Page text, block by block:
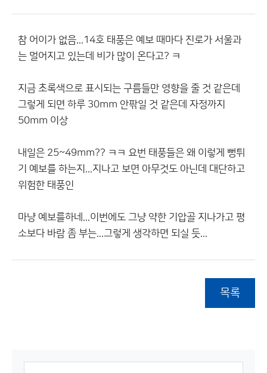
참 어이가 없음...14호 태풍은 예보 때마다 진로가 서울과
는 멀어지고 있는데 비가 많이 온다고? ㅋ
지금 초록색으로 표시되는 구름들만 영향을 줄 것 같은데
그렇게 되면 하루 30mm 안팎일 것 같은데 자정까지
50mm 이상
내일은 25~49mm?? ㅋㅋ 요번 태풍들은 왜 이렇게 뻥튀
기 예보를 하는지...지나고 보면 아무것도 아닌데 대단하고
위험한 태풍인
마냥 예보를하네...이번에도 그냥 약한 기압골 지나가고 평
소보다 바람 좀 부는...그렇게 생각하면 되실 듯...
목록